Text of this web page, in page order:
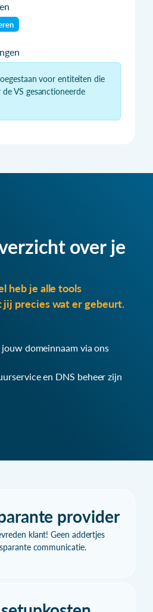
voor entiteiten die
VS gesanctioneerde
over je
heb je alle tools
jij precies wat er gebeurt.
domeinnaam via ons
en DNS beheer zijn
provider
klant! Geen addertjes
communicatie.